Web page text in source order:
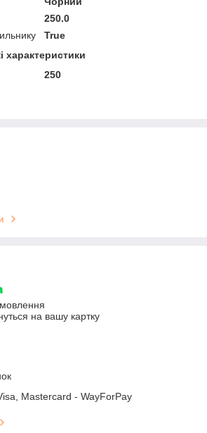
250.0
True
характеристики
250
на вашу картку
Mastercard - WayForPay